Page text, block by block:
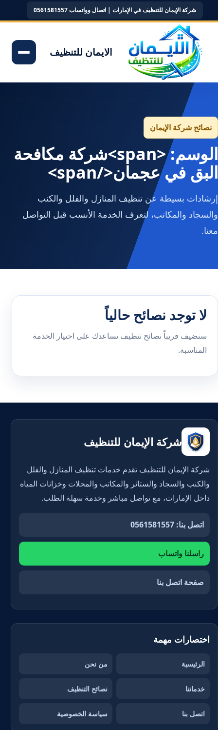
شركة الإيمان للتنظيف في الإمارات | اتصال وواتساب 0561581557
الايمان للتنظيف
نصائح شركة الإيمان
الوسم: <span>شركة مكافحة
البق في عجمان</span>
إرشادات بسيطة عن تنظيف المنازل والفلل والكنب
والسجاد والمكاتب، لتعرف الخدمة الأنسب قبل التواصل
معنا.
لا توجد نصائح حالياً
سنضيف قريباً نصائح تنظيف تساعدك على اختيار الخدمة
المناسبة.
شركة الإيمان للتنظيف
شركة الإيمان للتنظيف تقدم خدمات تنظيف المنازل والفلل
والكنب والسجاد والستائر والمكاتب والمحلات وخزانات المياه
داخل الإمارات، مع تواصل مباشر وخدمة سهلة الطلب.
اتصل بنا: 0561581557
راسلنا واتساب
صفحة اتصل بنا
اختصارات مهمة
الرئيسية من نحن
خدماتنا نصائح التنظيف
اتصل بنا سياسة الخصوصية